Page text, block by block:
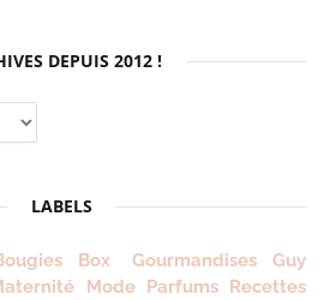
DEPUIS 2012 !
LABELS
Box Gourmandises
Guy
Mode Parfums Recettes